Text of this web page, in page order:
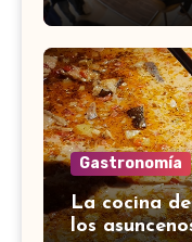
Gastronomía
La cocina
los